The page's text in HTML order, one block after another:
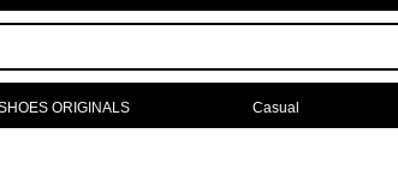
ORIGINALS Casual